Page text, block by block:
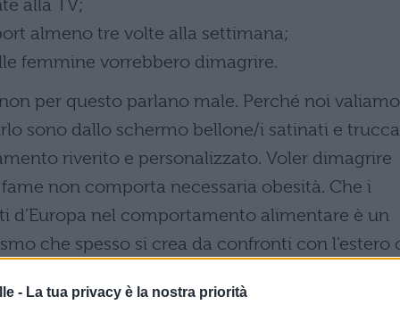
- La tua privacy è la nostra priorità
alla TV;
almeno tre volte alla settimana;
femmine vorrebbero dimagrire.
per questo parlano male. Perché noi
sono dallo schermo bellone/i satinati e
riverito e personalizzato. Voler dimagrire
non comporta necessaria obesità. Che i
d’Europa nel comportamento alimentare è un
che spesso si crea da confronti con l’estero
deve essere un monito ma non